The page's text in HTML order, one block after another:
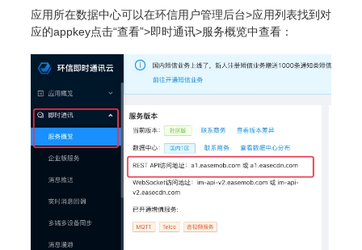
应用所在数据中心可以在环信用户管理后台>应用列表找到对
应的appkey点击“查看”>即时通讯>服务概览中查看：